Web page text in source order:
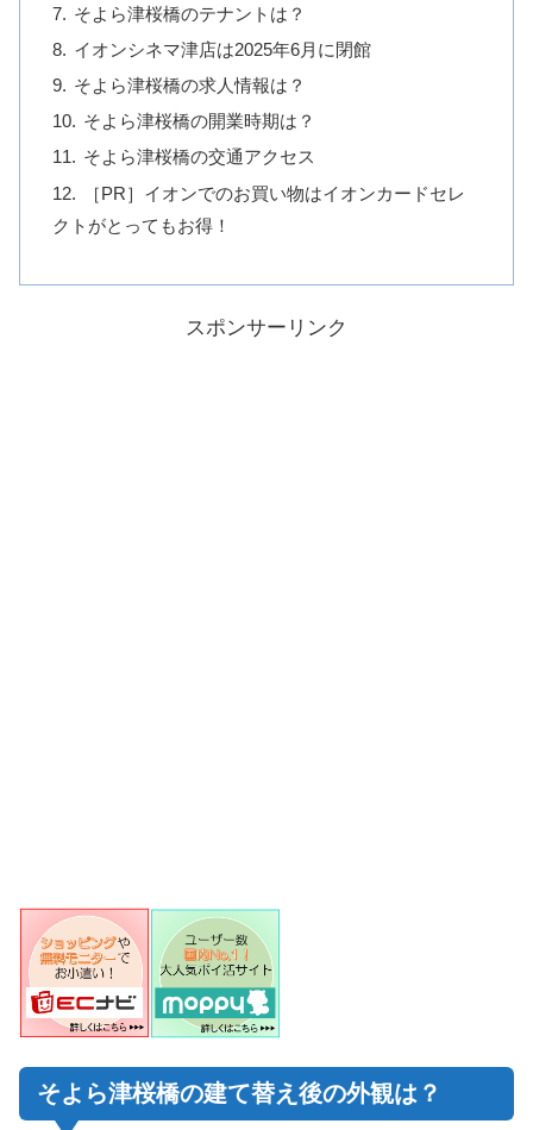
そよら津桜橋のテナントは？
イオンシネマ津店は2025年6月に閉館
そよら津桜橋の求人情報は？
そよら津桜橋の開業時期は？
そよら津桜橋の交通アクセス
［PR］イオンでのお買い物はイオンカードセレ
クトがとってもお得！
スポンサーリンク
そよら津桜橋の建て替え後の外観は？